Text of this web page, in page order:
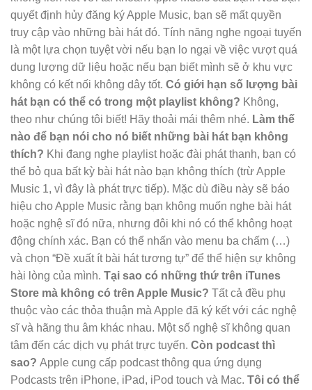
quyết định hủy đăng ký Apple Music, bạn sẽ mất quyền
truy cập vào những bài hát đó. Tính năng nghe ngoại tuyến
là một lựa chọn tuyệt vời nếu bạn lo ngại về việc vượt quá
dung lượng dữ liệu hoặc nếu bạn biết mình sẽ ở khu vực
không có kết nối không dây tốt. Có giới hạn số lượng bài
hát bạn có thể có trong một playlist không? Không,
theo như chúng tôi biết! Hãy thoải mái thêm nhé. Làm thế
nào để bạn nói cho nó biết những bài hát bạn không
thích? Khi đang nghe playlist hoặc đài phát thanh, bạn có
thể bỏ qua bất kỳ bài hát nào bạn không thích (trừ Apple
Music 1, vì đây là phát trực tiếp). Mặc dù điều này sẽ báo
hiệu cho Apple Music rằng bạn không muốn nghe bài hát
hoặc nghệ sĩ đó nữa, nhưng đôi khi nó có thể không hoạt
động chính xác. Bạn có thể nhấn vào menu ba chấm (…)
và chọn “Đề xuất ít bài hát tương tự” để thể hiện sự không
hài lòng của mình. Tại sao có những thứ trên iTunes
Store mà không có trên Apple Music? Tất cả đều phụ
thuộc vào các thỏa thuận mà Apple đã ký kết với các nghệ
sĩ và hãng thu âm khác nhau. Một số nghệ sĩ không quan
tâm đến các dịch vụ phát trực tuyến. Còn podcast thì
sao? Apple cung cấp podcast thông qua ứng dụng
Podcasts trên iPhone, iPad, iPod touch và Mac. Tôi có thể